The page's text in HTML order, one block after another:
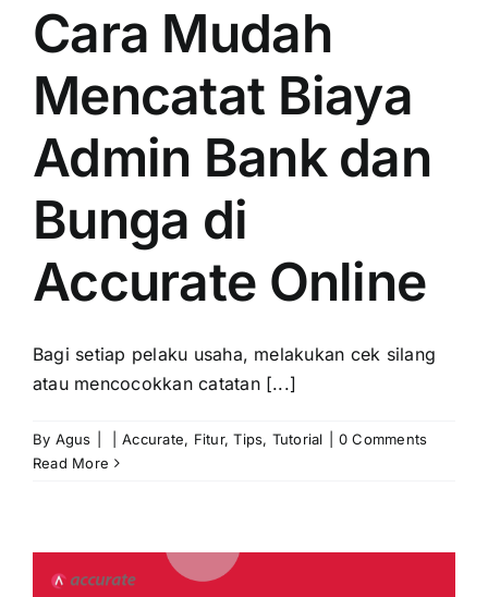
Cara Mudah
Mencatat Biaya
Admin Bank dan
Bunga di
Accurate Online
Bagi setiap pelaku usaha, melakukan cek silang
atau mencocokkan catatan [...]
By Agus Accurate, Fitur,Tips, Tutorial
0 Comments
Read More